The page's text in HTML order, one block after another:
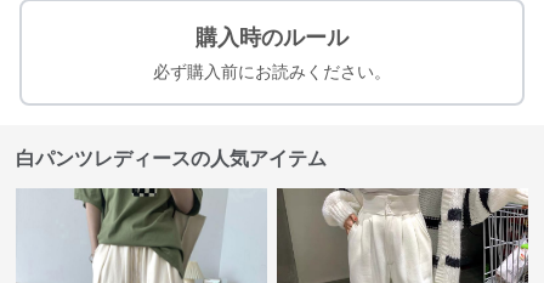
購入時のルール
必ず購入前にお読みください。
白パンツレディースの人気アイテム